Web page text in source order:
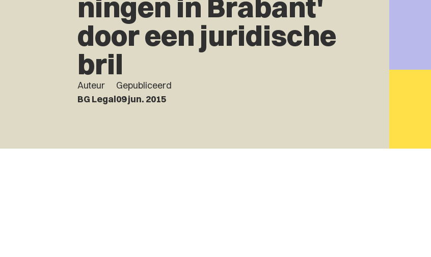
door een juridische
bril
Auteur
BG Legal
Gepubliceerd
09 jun. 2015